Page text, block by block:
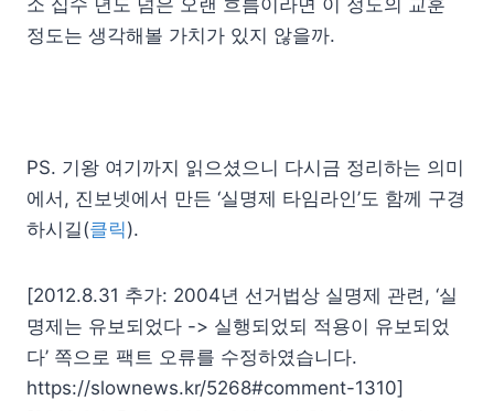
정도는 생각해볼 가치가 있지 않을까.
PS. 기왕 여기까지 읽으셨으니 다시금 정리하는 의미
에서, 진보넷에서 만든 ‘실명제 타임라인’도 함께 구경
하시길(클릭).
[2012.8.31 추가: 2004년 선거법상 실명제 관련, ‘실
명제는 유보되었다 -> 실행되었되 적용이 유보되었
다’ 쪽으로 팩트 오류를 수정하였습니다.
https://slownews.kr/5268#comment-1310]